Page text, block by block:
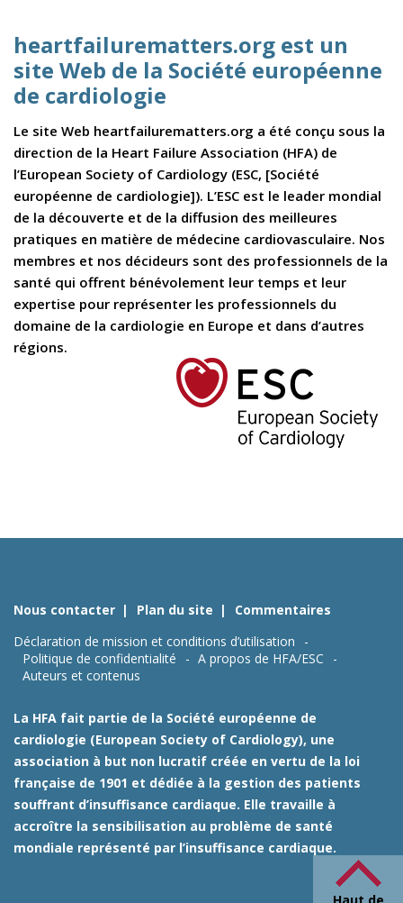
heartfailurematters.org est un
site Web de la Société européenne
de cardiologie
Le site Web heartfailurematters.org a été conçu sous la
direction de la Heart Failure Association (HFA) de
l’European Society of Cardiology (ESC, [Société
européenne de cardiologie]). L’ESC est le leader mondial
de la découverte et de la diffusion des meilleures
pratiques en matière de médecine cardiovasculaire. Nos
membres et nos décideurs sont des professionnels de la
santé qui offrent bénévolement leur temps et leur
expertise pour représenter les professionnels du
domaine de la cardiologie en Europe et dans d’autres
régions.
Nous contacter Plan du site
Commentaires
Déclaration de mission et conditions d’utilisation
Politique de confidentialité
A propos de HFA/ESC
Auteurs et contenus
La HFA fait partie de la Société européenne de
cardiologie (European Society of Cardiology), une
association à but non lucratif créée en vertu de la loi
française de 1901 et dédiée à la gestion des patients
souffrant d’insuffisance cardiaque. Elle travaille à
accroître la sensibilisation au problème de santé
mondiale représenté par l’insuffisance cardiaque.